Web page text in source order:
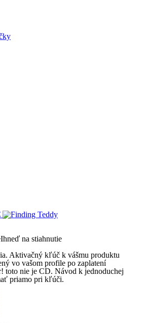
Ihneď na stiahnutie
Aktivačný kľúč k vášmu produktu
vo vašom profile po zaplatení
toto nie je CD. Návod k jednoduchej
priamo pri kľúči.